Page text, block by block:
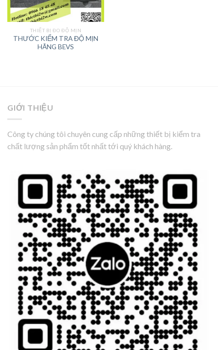
THIẾT BỊ ĐO ĐỘ MỊN
THƯỚC KIỂM TRA ĐỘ MỊN
HÃNG BEVS
GIỚI THIỆU
Công ty chúng tôi chuyên cung cấp những thiết bị kiểm tra
chất lượng sản phẩm tốt nhất tới quý khách hàng.